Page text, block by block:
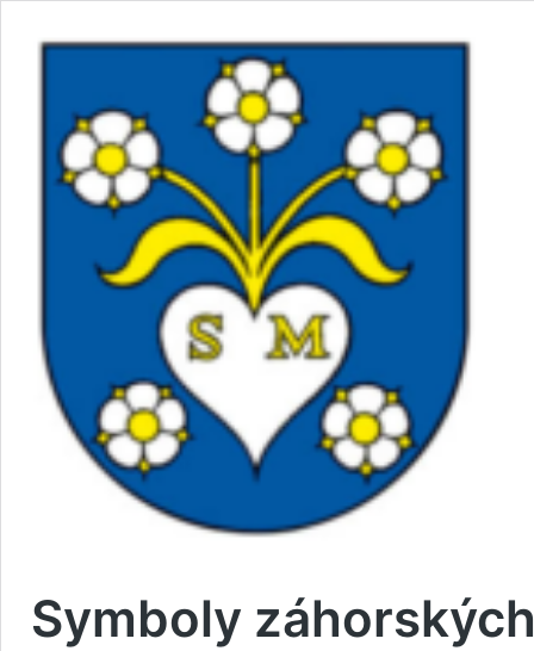
Symboly